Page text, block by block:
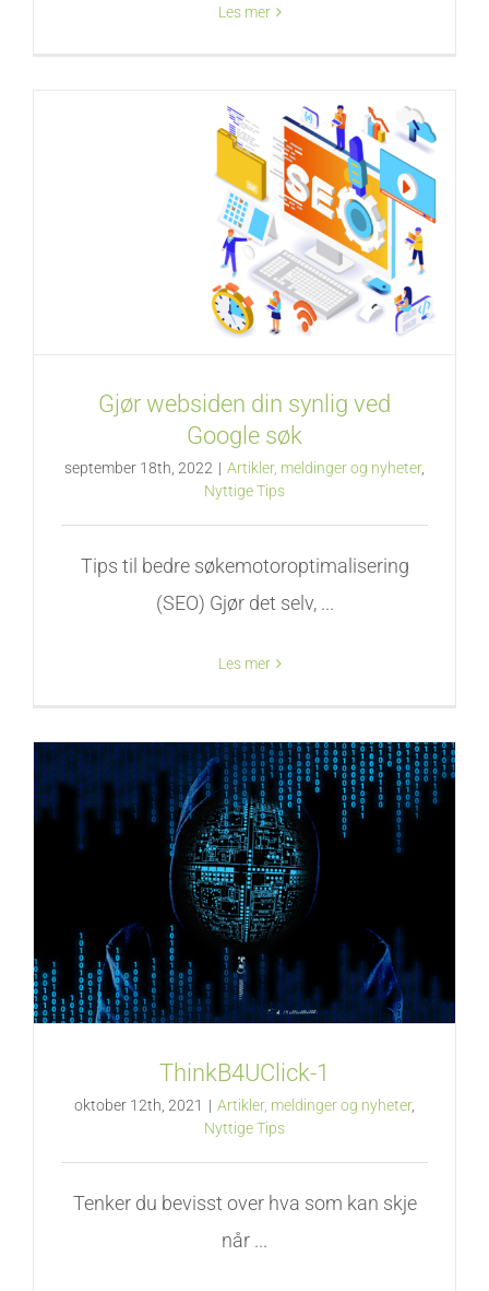
Les mer
Gjør websiden din synlig ved
Google søk
september 18th, 2022 | Artikler, meldinger og nyheter,
Nyttige Tips
Tips til bedre søkemotoroptimalisering
(SEO) Gjør det selv, ...
Les mer
ThinkB4UClick-1
oktober 12th, 2021 | Artikler, meldinger og nyheter,
Nyttige Tips
Tenker du bevisst over hva som kan skje
når ...